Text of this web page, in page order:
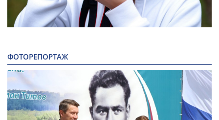
ФОТОРЕПОРТАЖ